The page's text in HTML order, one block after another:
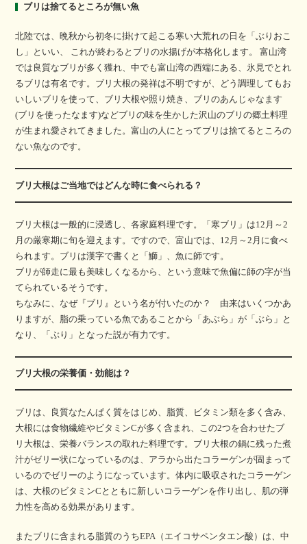
ブリは捨てるところが無い魚
北陸では、晩秋から初冬に掛けて起こる寒い大荒れの日を「ぶりおこ
し」といい、 これが終わるとブリの水揚げが本格化します。 富山湾
では良質なブリが多く獲れ、中でも富山湾の西端にある、氷見でとれ
るブリは有名です。ブリ大根の発祥は不明ですが、どう調理してもお
いしいブリを使って、ブリ大根や照り焼き、ブリのあんじゃなます
(ブリを使ったなます)などブリの味を生かした沢山のブリの郷土料理
が生まれ愛されてきました。富山の人にとってブリは捨てるところの
ない魚なのです。
ブリ大根はご当地ではどんな時に食べられる？
ブリ大根は一般的に浸透し、各家庭料理です。「寒ブリ」は12月～2
月の厳寒期に旬を迎えます。ですので、富山では、12月～2月に食べ
られます。ブリは漢字で書くと「鰤」、魚に師です。
ブリが師走に最も美味しくなるから、という意味で魚偏に師の字が当
てられているそうです。
ちなみに、なぜ『ブリ』という名が付いたのか？ 由来はいくつかあ
りますが、脂の乗っている魚であることから「あぶら」が「ぶら」と
なり、「ぶり」となった説が有力です。
ブリ大根の栄養価・効能は？
ブリは、良質なたんぱく質をはじめ、脂質、ビタミン類を多く含み、
大根には食物繊維やビタミンCが多く含まれ、この2つを合わせたブ
リ大根は、栄養バランスの取れた料理です。ブリ大根の鍋に残った煮
汁がゼリー状になっているのは、アラから出たコラーゲンが固まって
いるのでゼリーのようになっています。体内に吸収されたコラーゲン
は、大根のビタミンCとともに新しいコラーゲンを作り出し、肌の弾
力性を高める効果があります。
またブリに含まれる脂質のうちEPA（エイコサペンタエン酸）は、中